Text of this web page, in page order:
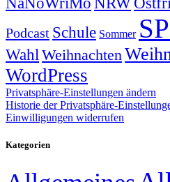
Podcast Schule Sommer
Wahl Weihnachten
WordPress
Privatsphäre-Einstellungen ändern
Historie der Privatsphäre-
Einwilligungen widerrufen
Kategorien